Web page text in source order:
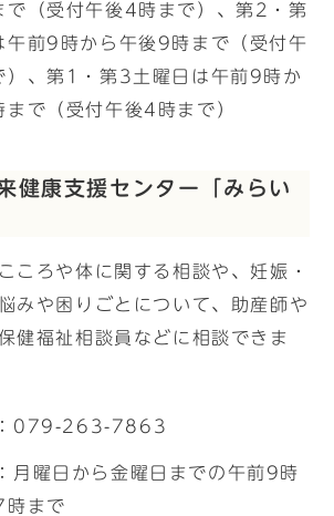
で（受付午後4時まで）、第2・第
午前9時から午後9時まで（受付午
）、第1・第3土曜日は午前9時か
まで（受付午後4時まで）
健康支援センター「みらい
ころや体に関する相談や、妊娠・
みや困りごとについて、助産師や
健福祉相談員などに相談できま
：079-263-7863
月曜日から金曜日までの午前9時
時まで